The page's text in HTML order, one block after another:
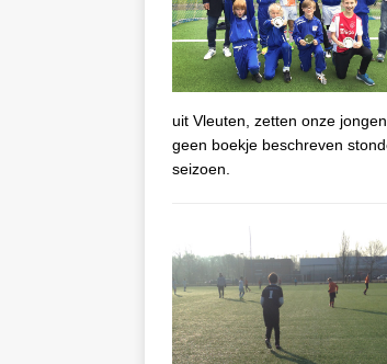
uit Vleuten, zetten onze
geen boekje beschreven
seizoen.